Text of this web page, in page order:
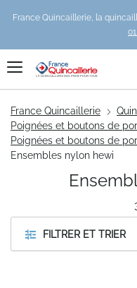
France Quincaillerie, la
France Quincaillerie
Poignées et boutons de
Poignées et boutons de
Ensembles nylon hewi
FILTRER ET TRIER